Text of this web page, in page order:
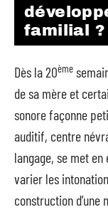
familial ?
Dès la 20ème
de sa mère et
sonore façonne
auditif, centre
langage, se met
varier les
construction